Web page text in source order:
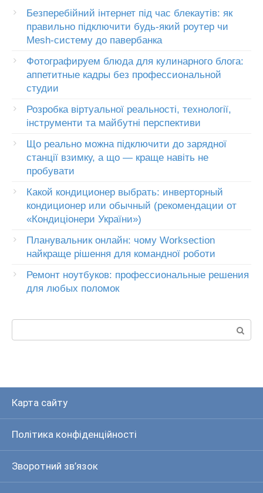
Безперебійний інтернет під час блекаутів: як
правильно підключити будь-який роутер чи
Mesh-систему до павербанка
Фотографируем блюда для кулинарного блога:
аппетитные кадры без профессиональной
студии
Розробка віртуальної реальності, технології,
інструменти та майбутні перспективи
Що реально можна підключити до зарядної
станції взимку, а що — краще навіть не
пробувати
Какой кондиционер выбрать: инверторный
кондиционер или обычный (рекомендации от
«Кондиціонери України»)
Планувальник онлайн: чому Worksection
найкраще рішення для командної роботи
Ремонт ноутбуков: профессиональные решения
для любых поломок
Карта сайту
Політика конфіденційності
Зворотний зв’язок